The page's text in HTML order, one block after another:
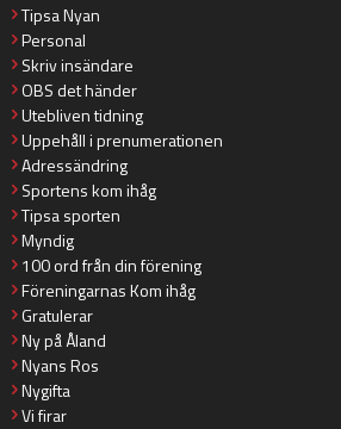
Tipsa Nyan
Personal
Skriv insändare
OBS det händer
Utebliven tidning
Uppehåll i prenumerationen
Adressändring
Sportens kom ihåg
Tipsa sporten
Myndig
100 ord från din förening
Föreningarnas Kom ihåg
Gratulerar
Ny på Åland
Nyans Ros
Nygifta
Vi firar